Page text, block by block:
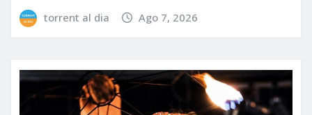
torrent al dia Ago 7, 2026